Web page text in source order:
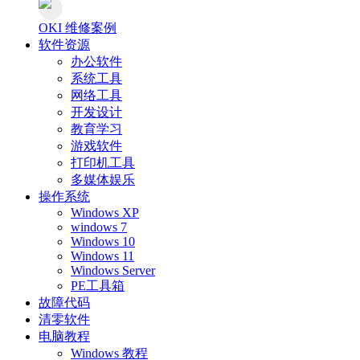
OKI 维修案例
软件资源
办公软件
系统工具
网络工具
开发设计
教育学习
游戏软件
打印机工具
多媒体娱乐
操作系统
Windows XP
windows 7
Windows 10
Windows 11
Windows Server
PE工具箱
故障代码
清零软件
电脑教程
Windows 教程